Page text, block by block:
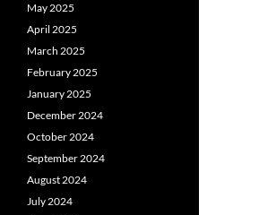
May 2025
April 2025
March 2025
February 2025
January 2025
December 2024
October 2024
September 2024
August 2024
July 2024